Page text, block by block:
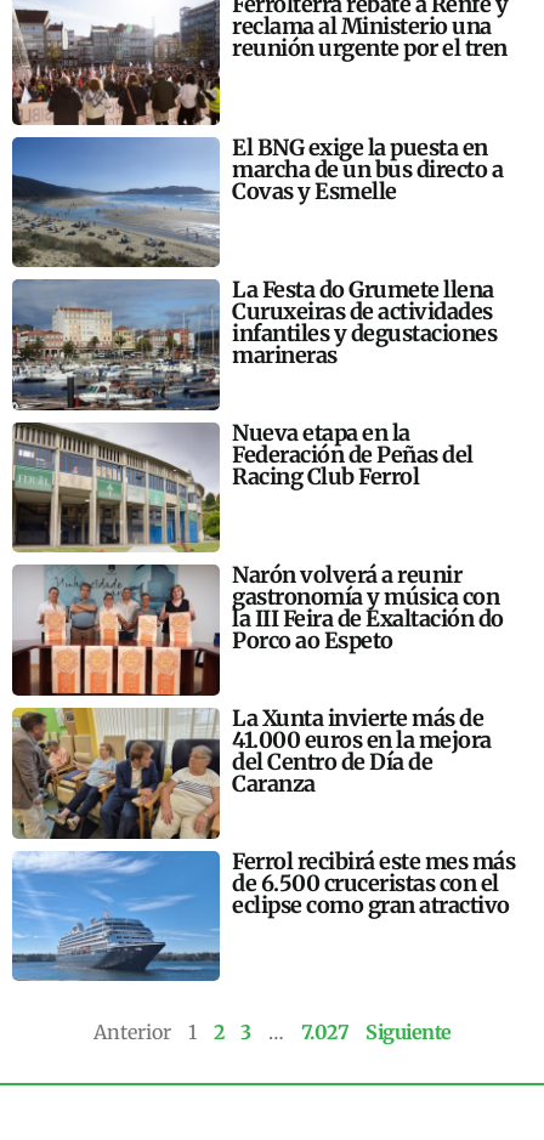
reclama al Ministerio una
reunión urgente por el tren
El BNG exige la puesta en
marcha de un bus directo a
Covas y Esmelle
La Festa do Grumete llena
Curuxeiras de actividades
infantiles y degustaciones
marineras
Nueva etapa en la
Federación de Peñas del
Racing Club Ferrol
Narón volverá a reunir
gastronomía y música con
la III Feira de Exaltación do
Porco ao Espeto
La Xunta invierte más de
41.000 euros en la mejora
del Centro de Día de
Caranza
Ferrol recibirá este mes más
de 6.500 cruceristas con el
eclipse como gran atractivo
Anterior 1 2 3 … 7.027 Siguiente